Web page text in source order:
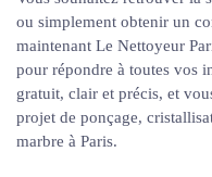
ou simplement obtenir un
maintenant Le Nettoyeur
pour répondre à toutes vos
gratuit, clair et précis, et
projet de ponçage,
marbre à Paris.